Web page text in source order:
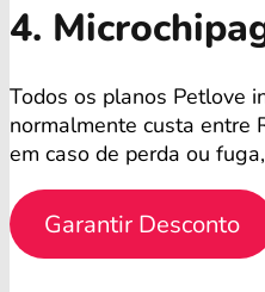
4.
Todos os planos Petlove
normalmente custa entre
em caso de perda ou
Garantir Desconto